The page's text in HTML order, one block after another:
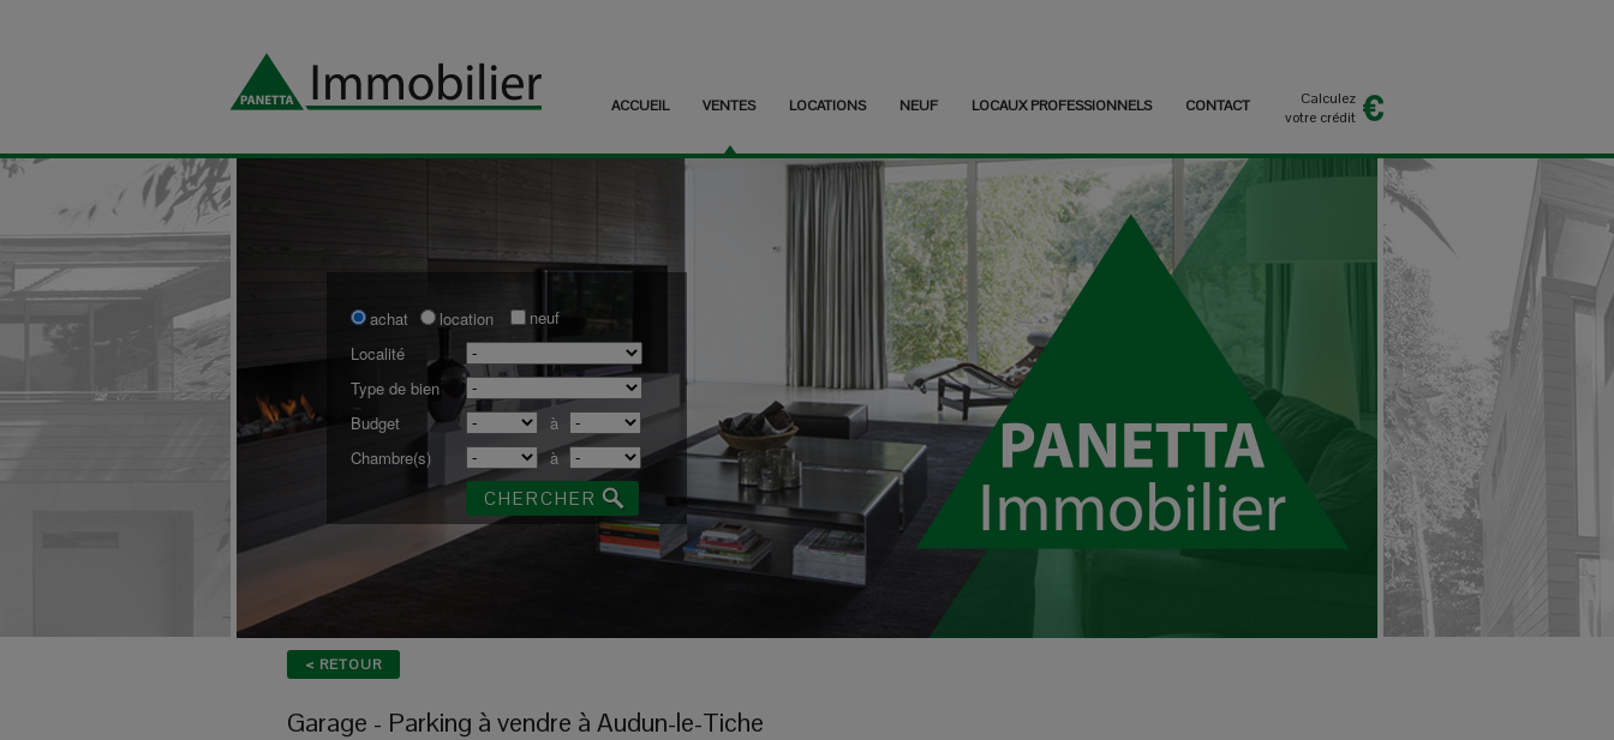
ACCUEIL VENTES LOCATIONS NEUF LOCAUX PROFESSIONNELS CONTACT
Calculez
votre crédit
achat location
neuf
Localité
Type de bien
Budget
à
Chambre(s)
à
< RETOUR
Garage - Parking à vendre à Audun-le-Tiche